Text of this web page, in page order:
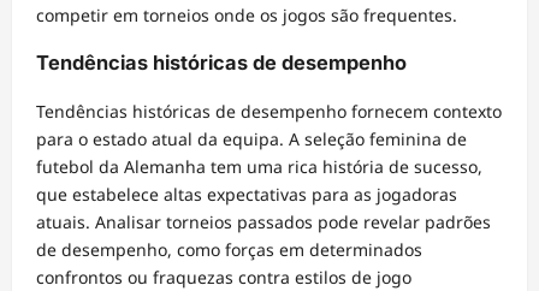
competir em torneios onde os jogos são frequentes.
Tendências históricas de desempenho
Tendências históricas de desempenho fornecem contexto
para o estado atual da equipa. A seleção feminina de
futebol da Alemanha tem uma rica história de sucesso,
que estabelece altas expectativas para as jogadoras
atuais. Analisar torneios passados pode revelar padrões
de desempenho, como forças em determinados
confrontos ou fraquezas contra estilos de jogo